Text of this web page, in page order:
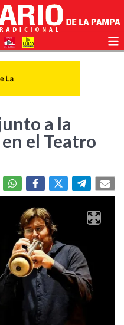
a la
el Teatro